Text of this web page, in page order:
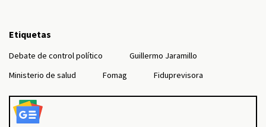
Etiquetas
Debate de control político
Guillermo Jaramillo
Ministerio de salud
Fomag Fiduprevisora